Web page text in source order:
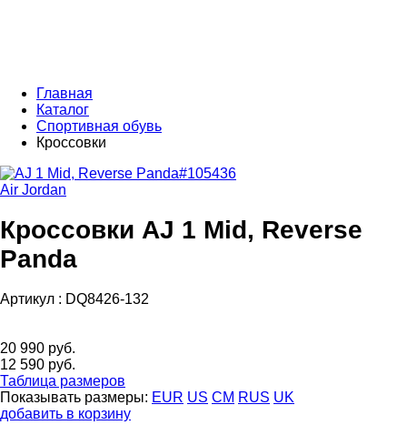
Главная
Каталог
Спортивная обувь
Кроссовки
Air Jordan
Кроссовки AJ 1 Mid, Reverse
Panda
Артикул : DQ8426-132
20 990 руб.
12 590 руб.
Таблица размеров
Показывать размеры: EUR US CM RUS UK
добавить в корзину